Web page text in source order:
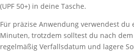
(UPF 50+) in deine Tasche.
Für präzise Anwendung verwendest
Minuten, trotzdem solltest du nach
regelmäßig Verfallsdatum und lagere